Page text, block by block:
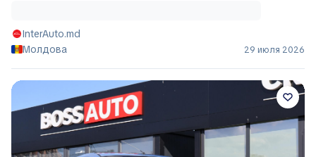
InterAuto.md
Молдова
29 июля 2026